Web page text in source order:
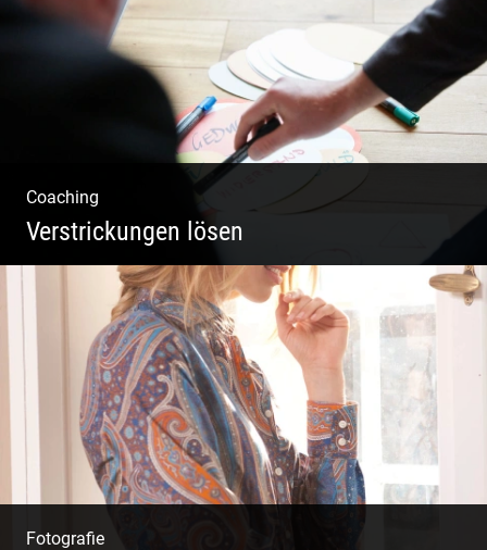
Coaching
Verstrickungen lösen
Systemisches Coaching & Systemische
Aufstellung
Fotografie